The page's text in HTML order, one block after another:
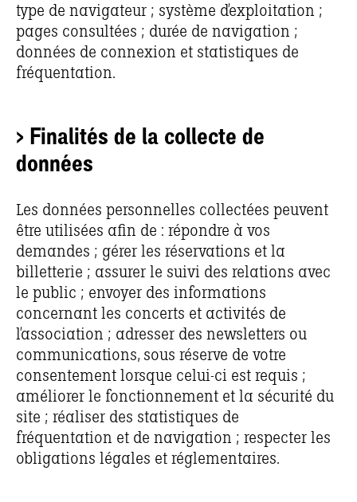
type de navigateur ; système d’exploitation ;
pages consultées ; durée de navigation ;
données de connexion et statistiques de
fréquentation.
> Finalités de la collecte de
données
Les données personnelles collectées peuvent
être utilisées afin de : répondre à vos
demandes ; gérer les réservations et la
billetterie ; assurer le suivi des relations avec
le public ; envoyer des informations
concernant les concerts et activités de
l’association ; adresser des newsletters ou
communications, sous réserve de votre
consentement lorsque celui-ci est requis ;
améliorer le fonctionnement et la sécurité du
site ; réaliser des statistiques de
fréquentation et de navigation ; respecter les
obligations légales et réglementaires.